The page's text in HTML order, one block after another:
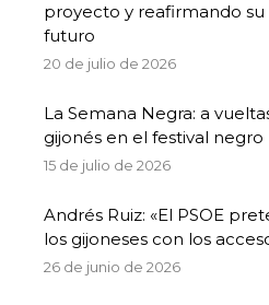
proyecto y reafirmando
futuro
20 de julio de 2026
La Semana Negra: a
gijonés en el festival negro
15 de julio de 2026
Andrés Ruiz: «El PSOE
los gijoneses con los
26 de junio de 2026